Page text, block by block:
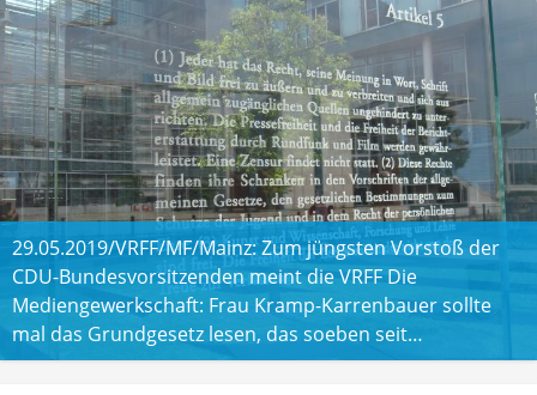
29.05.2019/VRFF/MF/Mainz: Zum jüngsten Vorstoß der
CDU-Bundesvorsitzenden meint die VRFF Die
Mediengewerkschaft: Frau Kramp-Karrenbauer sollte
mal das Grundgesetz lesen, das soeben seit…